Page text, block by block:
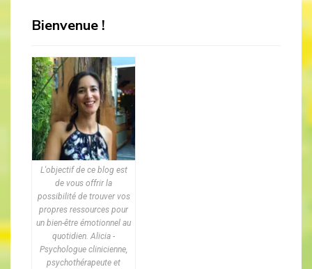
Bienvenue !
L'objectif de ce blog est
de vous offrir la
possibilité de trouver vos
propres ressources pour
un bien-être émotionnel au
quotidien. Alicia -
Psychologue clinicienne,
psychothérapeute et